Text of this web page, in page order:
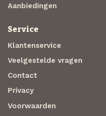
Aanbiedingen
Service
Klantenservice
Veelgestelde vragen
Contact
Privacy
Voorwaarden